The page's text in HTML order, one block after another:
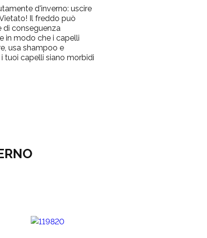
d'inverno: uscire
Il freddo può
di conseguenza
in modo che i capelli
usa shampoo e
tuoi capelli siano morbidi